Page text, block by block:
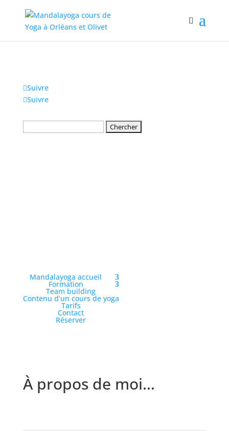
Suivre
Suivre
Mandalayoga accueil
Formation
Team building
Contenu d’un cours de yoga
Tarifs
Contact
Réserver
À propos de moi…